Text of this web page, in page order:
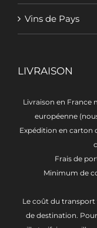
Vins de Pays
LIVRAISON
Livraison en France
européenne
Expédition en carton
Frais de
Minimum de
Le coût du transport
de destination.